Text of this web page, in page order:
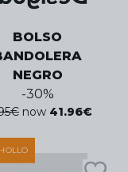
BOLSO
NEGRO
-30%
€ now 41.96€